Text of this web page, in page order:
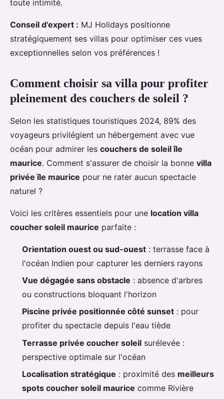
toute intimité.
Conseil d'expert : MJ Holidays positionne
stratégiquement ses villas pour optimiser ces vues
exceptionnelles selon vos préférences !
Comment choisir sa villa pour profiter
pleinement des couchers de soleil ?
Selon les statistiques touristiques 2024, 89% des
voyageurs privilégient un hébergement avec vue
océan pour admirer les couchers de soleil île
maurice. Comment s'assurer de choisir la bonne villa
privée île maurice pour ne rater aucun spectacle
naturel ?
Voici les critères essentiels pour une location villa
coucher soleil maurice parfaite :
Orientation ouest ou sud-ouest : terrasse face à
l'océan Indien pour capturer les derniers rayons
Vue dégagée sans obstacle : absence d'arbres
ou constructions bloquant l'horizon
Piscine privée positionnée côté sunset : pour
profiter du spectacle depuis l'eau tiède
Terrasse privée coucher soleil surélevée :
perspective optimale sur l'océan
Localisation stratégique : proximité des meilleurs
spots coucher soleil maurice comme Rivière